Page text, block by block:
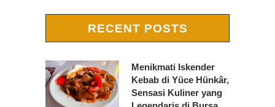
RECENT POSTS
Menikmati Iskender
Kebab di Yüce Hünkâr,
Sensasi Kuliner yang